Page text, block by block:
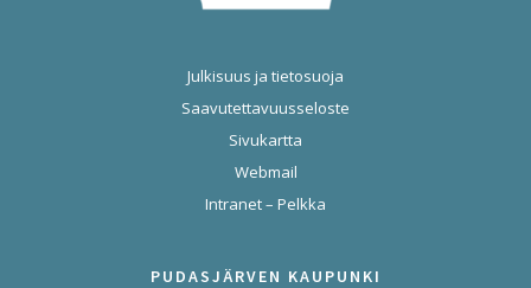
Julkisuus ja tietosuoja
Saavutettavuusseloste
Sivukartta
Webmail
Intranet – Pelkka
PUDASJÄRVEN KAUPUNKI